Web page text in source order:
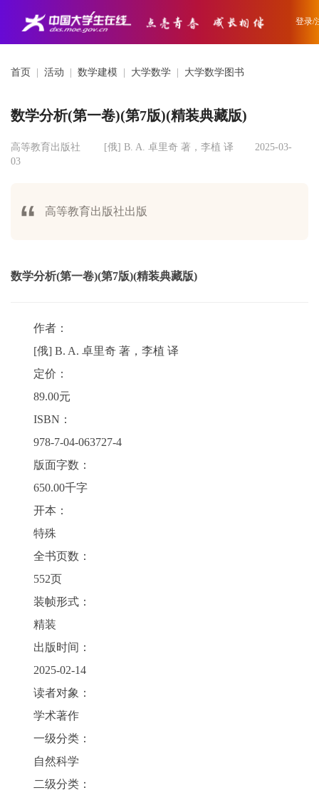
登录/
首页 活动 数学建模 大学数学 大学数学图书
数学分析(第一卷)(第7版)(精装典藏版)
高等教育出版社 [俄] B. A. 卓里奇 著，李植 译
2025-03-
03
高等教育出版社出版
数学分析(第一卷)(第7版)(精装典藏版)
作者：
[俄] B. A. 卓里奇 著，李植 译
定价：
89.00元
ISBN：
978-7-04-063727-4
版面字数：
650.00千字
开本：
特殊
全书页数：
552页
装帧形式：
精装
出版时间：
2025-02-14
读者对象：
学术著作
一级分类：
自然科学
二级分类：